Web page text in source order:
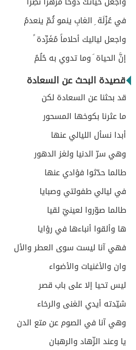
في عُزْلَة ِ الغابِ ينمو ثُمّ ينعدمُ
واجعل لياليك أحلاماً مُغَرِّدة ً
إنَّ الحياة َ وما تدوي به حُلُمُ
قصيدة البحث عن السعادة
قد بحثنا عن السعادة لكن
ما عثرنا بكوخها المسحور
أبدا نسأل الليالي عنها
وهي سرّ الدنيا ولغز الدهور
طالما حدّثوا فؤادي عنها
في ليالي طفولتي وصبايا
طالما صوّروا لعينيّ لقيا
ها وألقوا أنباءها في رؤايا
فهي آنا ليست سوى العطر والأل
وان والأغنيات والأضواء
ليس تحيا إلا على باب قصر
شيّدته أيدي الغنى والرخاء
وهي آنا في الصوم عن متع الدن
يا وعند الزّهاد والرهبان